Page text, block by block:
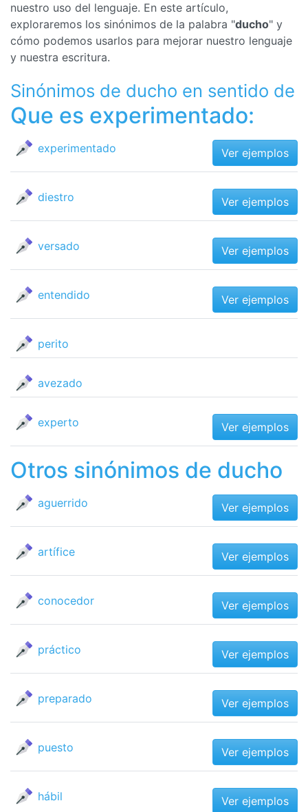
nuestro uso del lenguaje. En este artículo,
exploraremos los sinónimos de la palabra "ducho" y
cómo podemos usarlos para mejorar nuestro lenguaje
y nuestra escritura.
Sinónimos de ducho en sentido de
Que es experimentado:
experimentado Ver ejemplos
diestro Ver ejemplos
versado Ver ejemplos
entendido Ver ejemplos
perito
avezado
experto Ver ejemplos
Otros sinónimos de ducho
aguerrido Ver ejemplos
artífice Ver ejemplos
conocedor Ver ejemplos
práctico Ver ejemplos
preparado Ver ejemplos
puesto Ver ejemplos
hábil Ver ejemplos